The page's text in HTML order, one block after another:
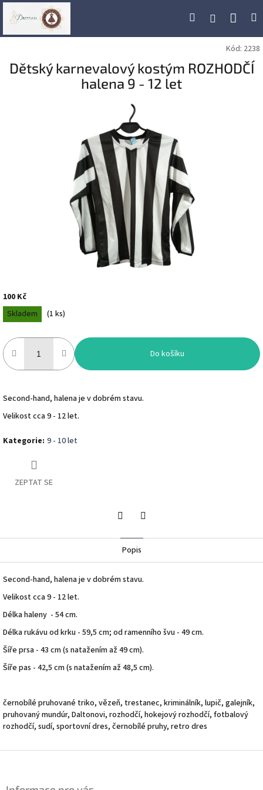
Přejít
Hledat Přihlášení
Kód: 2238
Dětský karnevalový kostým ROZHODČÍ
halena 9 - 12 let
100 Kč
Měrná
cena:
Skladem (1 ks)
Do košíku
Second-hand, halena je v dobrém stavu.
Velikost cca 9 - 12 let.
Kategorie: 9 - 10 let
ZEPTAT SE
Popis
Second-hand, halena je v dobrém stavu.
Velikost cca 9 - 12 let.
Délka haleny - 54 cm.
Délka rukávu od krku - 59,5 cm; od ramenního švu - 49 cm.
Šíře prsa - 43 cm (s natažením až 49 cm).
Šíře pas - 42,5 cm (s natažením až 48,5 cm).
černobílé pruhované triko, vězeň, trestanec, kriminálník, lupič, galejník,
pruhovaný mundúr, Daltonovi, rozhodčí, hokejový rozhodčí, fotbalový
rozhodčí, sudí, sportovní dres, černobílé pruhy, retro dres